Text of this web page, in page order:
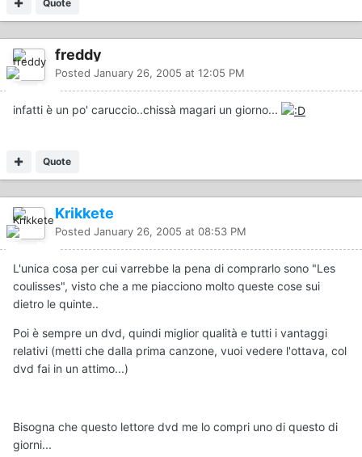
Quote
freddy
Posted January 26, 2005 at 12:05 PM
infatti è un po' caruccio..chissà magari un giorno...
Quote
Krikkete
Posted January 26, 2005 at 08:53 PM
L'unica cosa per cui varrebbe la pena di comprarlo sono "Les
coulisses", visto che a me piacciono molto queste cose sui
dietro le quinte..
Poi è sempre un dvd, quindi miglior qualità e tutti i vantaggi
relativi (metti che dalla prima canzone, vuoi vedere l'ottava, col
dvd fai in un attimo...)
Bisogna che questo lettore dvd me lo compri uno di questo di
giorni...